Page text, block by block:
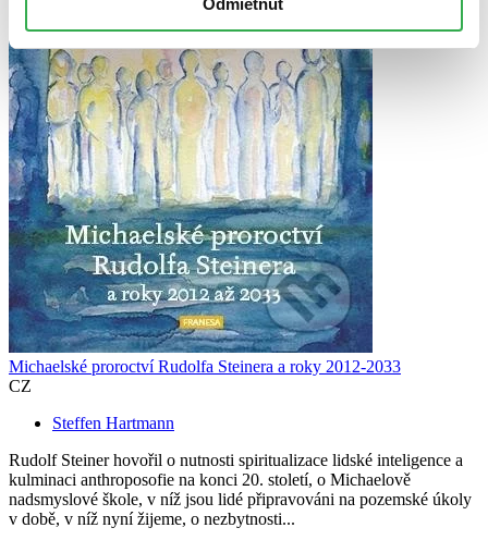
Odmietnuť
Michaelské proroctví Rudolfa Steinera a roky 2012-2033
CZ
Steffen Hartmann
Rudolf Steiner hovořil o nutnosti spiritualizace lidské inteligence a
kulminaci anthroposofie na konci 20. století, o Michaelově
nadsmyslové škole, v níž jsou lidé připravováni na pozemské úkoly
v době, v níž nyní žijeme, o nezbytnosti...